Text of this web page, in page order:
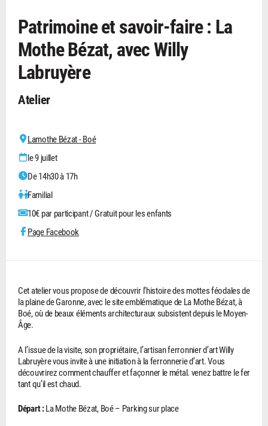
Patrimoine et savoir-faire : La
Mothe Bézat, avec Willy
Labruyère
Atelier
Lamothe Bézat - Boé
le 9 juillet
De 14h30 à 17h
Familial
10€ par participant / Gratuit pour les enfants
Page Facebook
Cet atelier vous propose de découvrir l’histoire des mottes féodales de
la plaine de Garonne, avec le site emblématique de La Mothe Bézat, à
Boé, où de beaux éléments architecturaux subsistent depuis le Moyen-
Âge.
A l’issue de la visite, son propriétaire, l’artisan ferronnier d’art Willy
Labruyère vous invite à une initiation à la ferronnerie d’art. Vous
découvrirez comment chauffer et façonner le métal. venez battre le fer
tant qu’il est chaud.
Départ :La Mothe Bézat, Boé – Parking sur place